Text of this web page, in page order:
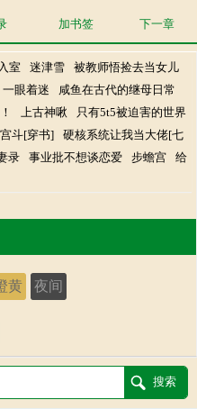
加书签 下一章
室 迷津雪
被教师悟捡去当女儿
一眼着迷
咸鱼在古代的继母日常
上古神啾
只有5t5被迫害的世界
斗[穿书]
硬核系统让我当大佬[七
录 事业批不想谈恋爱 步蟾宫
给
黄 夜间